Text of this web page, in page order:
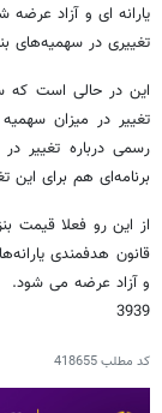
یارانه ای و آزاد
تغییری در سهمیه‌های
این در حالی است که
رسمی درباره تغییر
برنامه‌ای هم برای این
از این رو فعلا قیمت
و آزاد عرضه می شود.
3939
کد مطلب418655